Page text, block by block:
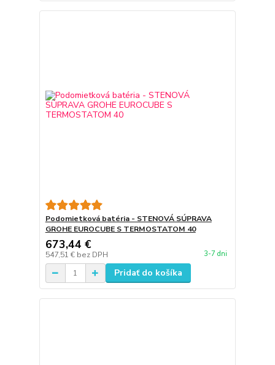
Podomietková batéria - STENOVÁ SÚPRAVA
GROHE EUROCUBE S TERMOSTATOM 40
673,44 €
547,51 € bez DPH 3-7 dni
Pridať do košíka